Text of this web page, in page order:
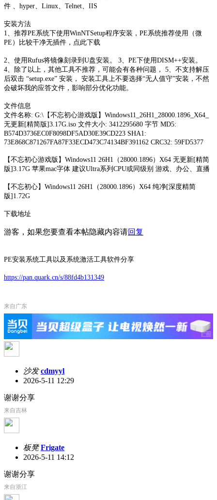
件 、hyper、Linux、Telnet、IIS
安装方法
1、推荐PE系统下使用WinNTSetup程序安装，PE系统推荐使用（微
PE）比较干净无插件，点此下载
2、使用Rufus将镜像刻录到U盘安装。 3、PE下使用DISM++安装。
4、除了以上，其他工具不推荐，可能会有各种问题， 5、不支持解压
后双击 “setup.exe” 安装， 安装工具上不要选择“无人值守”安装，不然
会破坏我的应答文件，影响部分优化功能。
文件信息
文件名称: G:\【不忘初心游戏版】Windows11_26H1_28000.1896_X64_
无更新[精简版]3.17G.iso 文件大小: 3412295680 字节 MD5:
B574D3736EC0F8098DF5AD30E39CD223 SHA1:
73E868C871267FA87F33ECD473C74134BF391162 CRC32: 59FD5377
【不忘初心游戏版】Windows11 26H1（28000.1896）X64 无更新[精简
版]3.17G 苹果mac字体 建议Ultra系列CPU或同级别 游戏、办公、直播
【不忘初心】Windows11 26H1（28000.1896）X64 纯净[深度精简
版]1.72G
下载地址
游客，如果您要查看本帖隐藏内容请回复
PE安装系统工具以及系统激活工具软件分享
https://pan.quark.cn/s/88fd4b131349
来自广东
沙发 cdmyyl
2026-5-11 12:29
谢谢分享
来自吉林
板凳 Frigate
2026-5-11 14:12
谢谢分享
来自浙江